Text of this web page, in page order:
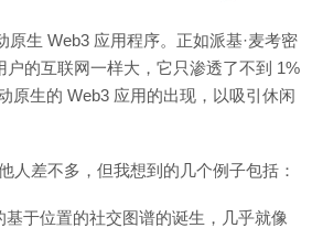
生 Web3 应用程序。正如派基·麦考密
的互联网一样大，它只渗透了不到 1%
原生的 Web3 应用的出现，以吸引休闲
人差不多，但我想到的几个例子包括：
于位置的社交图谱的诞生，几乎就像